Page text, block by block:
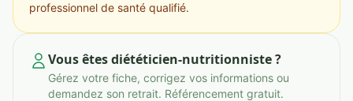
professionnel de santé qualifié.
Vous êtes diététicien-nutritionniste ?
Gérez votre fiche, corrigez vos informations ou
demandez son retrait. Référencement gratuit.